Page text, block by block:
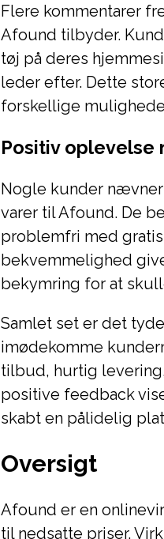
Flere kommentarer
Afound tilbyder.
tøj på deres
leder efter. Dette
forskellige
Positiv oplevelse
Nogle kunder
varer til Afound. De
problemfri med
bekvemmelighed
bekymring for at
Samlet set er det
imødekomme
tilbud, hurtig
positive feedback
skabt en pålidelig
Oversigt
Afound er en
til nedsatte priser.